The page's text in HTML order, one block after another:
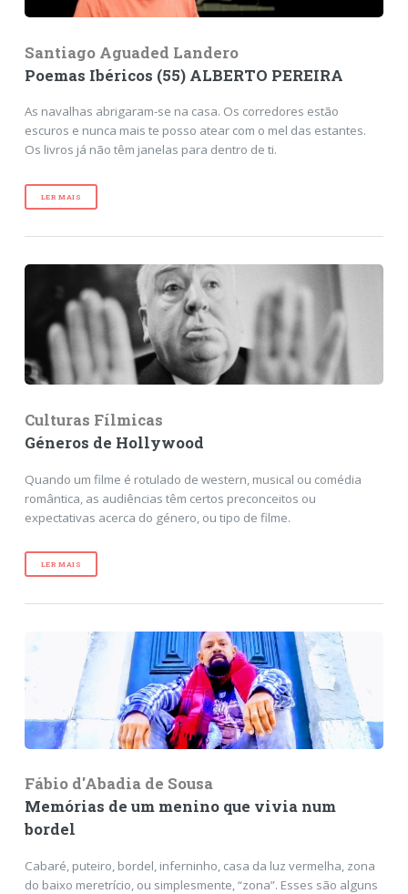
Santiago Aguaded Landero
Poemas Ibéricos (55) ALBERTO PEREIRA
As navalhas abrigaram-se na casa. Os corredores estão
escuros e nunca mais te posso atear com o mel das estantes.
Os livros já não têm janelas para dentro de ti.
LER MAIS
Culturas Fílmicas
Géneros de Hollywood
Quando um filme é rotulado de western, musical ou comédia
romântica, as audiências têm certos preconceitos ou
expectativas acerca do género, ou tipo de filme.
LER MAIS
Fábio d'Abadia de Sousa
Memórias de um menino que vivia num
bordel
Cabaré, puteiro, bordel, inferninho, casa da luz vermelha, zona
do baixo meretrício, ou simplesmente, “zona”. Esses são alguns